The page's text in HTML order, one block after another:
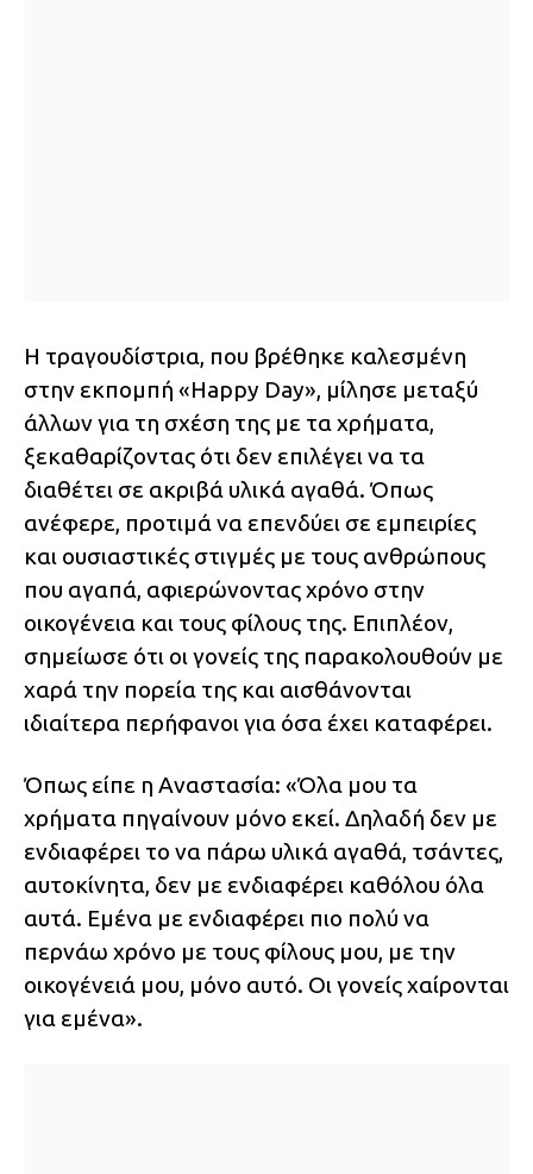
Η τραγουδίστρια, που βρέθηκε καλεσμένη
στην εκπομπή «Happy Day», μίλησε μεταξύ
άλλων για τη σχέση της με τα χρήματα,
ξεκαθαρίζοντας ότι δεν επιλέγει να τα
διαθέτει σε ακριβά υλικά αγαθά. Όπως
ανέφερε, προτιμά να επενδύει σε εμπειρίες
και ουσιαστικές στιγμές με τους ανθρώπους
που αγαπά, αφιερώνοντας χρόνο στην
οικογένεια και τους φίλους της. Επιπλέον,
σημείωσε ότι οι γονείς της παρακολουθούν με
χαρά την πορεία της και αισθάνονται
ιδιαίτερα περήφανοι για όσα έχει καταφέρει.
Όπως είπε η Αναστασία: «Όλα μου τα
χρήματα πηγαίνουν μόνο εκεί. Δηλαδή δεν με
ενδιαφέρει το να πάρω υλικά αγαθά, τσάντες,
αυτοκίνητα, δεν με ενδιαφέρει καθόλου όλα
αυτά. Εμένα με ενδιαφέρει πιο πολύ να
περνάω χρόνο με τους φίλους μου, με την
οικογένειά μου, μόνο αυτό. Οι γονείς χαίρονται
για εμένα».